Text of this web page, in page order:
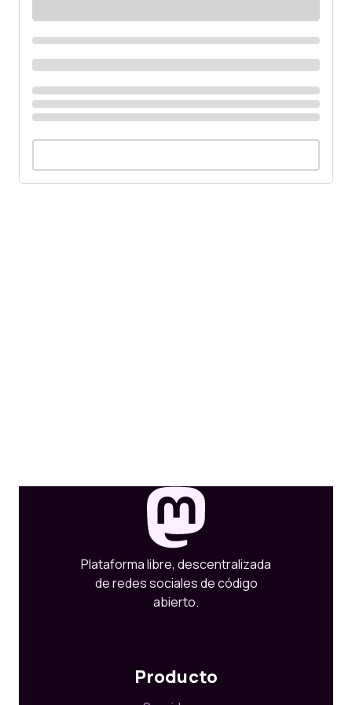
Plataforma libre, descentralizada
de redes sociales de código
abierto.
Producto